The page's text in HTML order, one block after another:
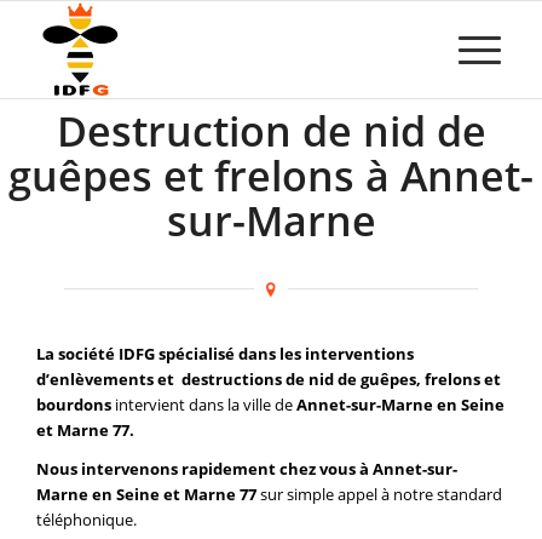
Destruction de nid de
guêpes et frelons à Annet-
sur-Marne
La société IDFG spécialisé dans les interventions
d’enlèvements et destructions de nid de guêpes, frelons et
bourdons intervient dans la ville deAnnet-sur-Marne en Seine
et Marne 77.
Nous intervenons rapidement chez vous à Annet-sur-
Marne en Seine et Marne 77sur simple appel à notre standard
téléphonique.